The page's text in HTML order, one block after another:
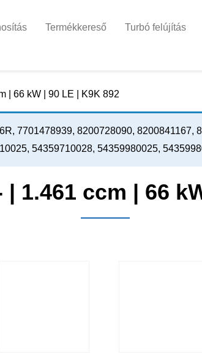
Termékkereső Turbó felújítás
| 66 kW | 90 LE | K9K 892
7701478939, 8200728090, 8200841167,
54359710028, 54359980025,
| 1.461 ccm | 66